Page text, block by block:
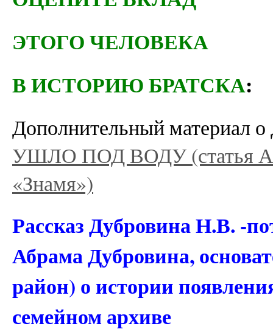
ЭТОГО ЧЕЛОВЕКА
В ИСТОРИЮ БРАТСКА:
Дополнительный материал
УШЛО ПОД ВОДУ (статья
«Знамя»)
Рассказ Дубровина Н.В. -
Абрама Дубровина,
район) о истории
семейном архиве